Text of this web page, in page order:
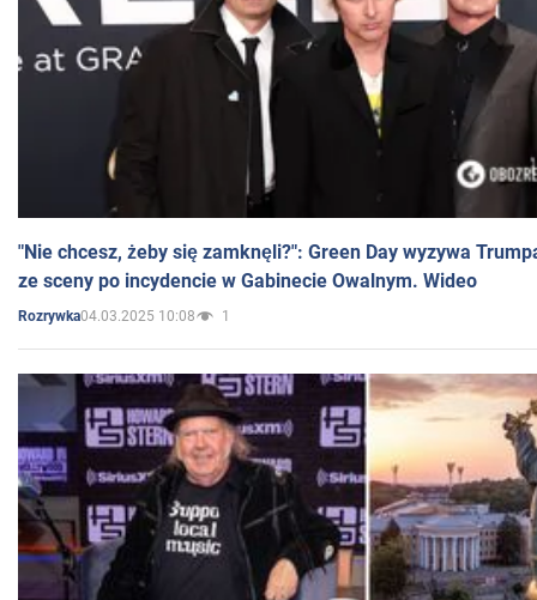
"Nie chcesz, żeby się zamknęli?": Green Day wyzywa
ze sceny po incydencie w Gabinecie Owalnym. Wideo
Rozrywka04.03.2025 10:08 1